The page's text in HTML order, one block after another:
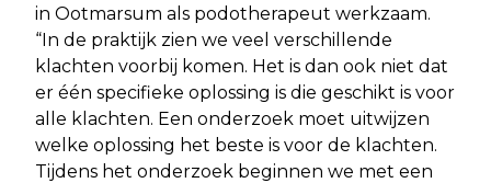
in Ootmarsum als podotherapeut werkzaam.
“In de praktijk zien we veel verschillende
klachten voorbij komen. Het is dan ook niet dat
er één specifieke oplossing is die geschikt is voor
alle klachten. Een onderzoek moet uitwijzen
welke oplossing het beste is voor de klachten.
Tijdens het onderzoek beginnen we met een